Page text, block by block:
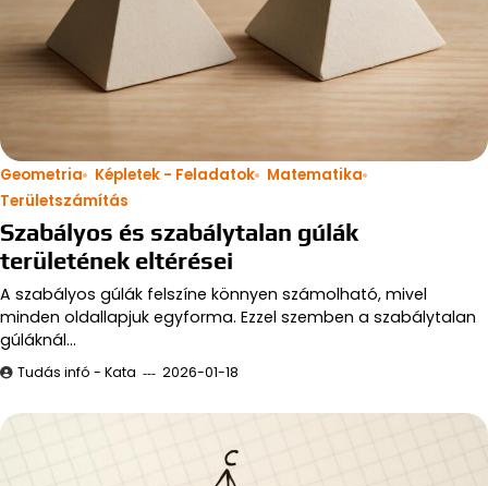
Geometria Képletek - Feladatok
Matematika
Területszámítás
Szabályos és szabálytalan gúlák
területének eltérései
A szabályos gúlák felszíne könnyen számolható, mivel
minden oldallapjuk egyforma. Ezzel szemben a szabálytalan
gúláknál…
Tudás infó - Kata 2026-01-18